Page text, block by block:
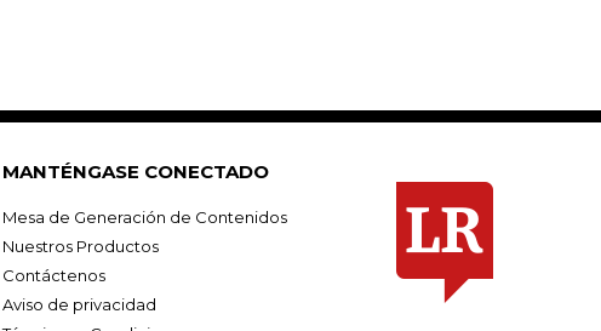
MANTÉNGASE CONECTADO
Mesa de Generación de Contenidos
Nuestros Productos
Contáctenos
Aviso de privacidad